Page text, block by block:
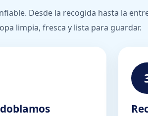
Desde la recogida hasta la
limpia, fresca y lista para guardar.